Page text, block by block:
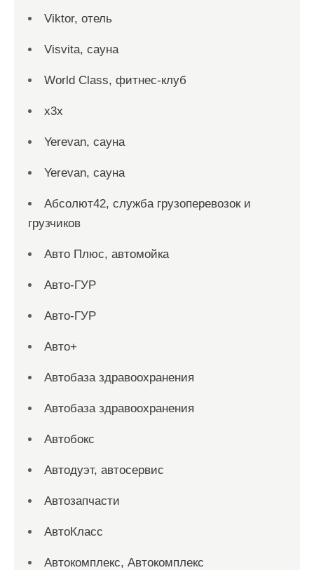
Viktor, отель
Visvita, сауна
World Class, фитнес-клуб
x3x
Yerevan, сауна
Yerevan, сауна
Абсолют42, служба грузоперевозок и
грузчиков
Авто Плюс, автомойка
Авто-ГУР
Авто-ГУР
Авто+
Автобаза здравоохранения
Автобаза здравоохранения
Автобокс
Автодуэт, автосервис
Автозапчасти
АвтоКласс
Автокомплекс, Автокомплекс